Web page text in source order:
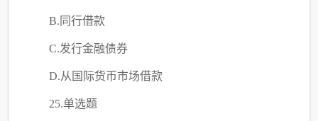
B.同行借款
C.发行金融债券
D.从国际货币市场借款
25.单选题